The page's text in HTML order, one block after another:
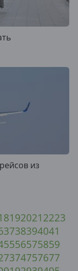
из
1920212223
3738394041
5556575859
7374757677